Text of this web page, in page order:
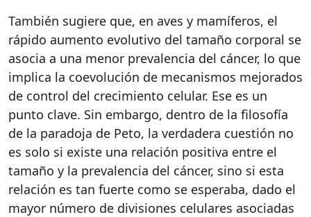
También sugiere que, en aves y mamíferos, el
rápido aumento evolutivo del tamaño corporal se
asocia a una menor prevalencia del cáncer, lo que
implica la coevolución de mecanismos mejorados
de control del crecimiento celular. Ese es un
punto clave. Sin embargo, dentro de la filosofía
de la paradoja de Peto, la verdadera cuestión no
es solo si existe una relación positiva entre el
tamaño y la prevalencia del cáncer, sino si esta
relación es tan fuerte como se esperaba, dado el
mayor número de divisiones celulares asociadas